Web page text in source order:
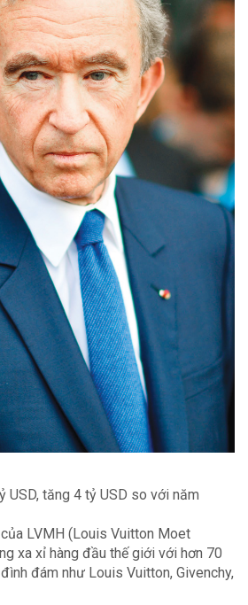
USD, tăng 4 tỷ USD so với năm
LVMH (Louis Vuitton Moet
xa xỉ hàng đầu thế giới với hơn 70
đám như Louis Vuitton, Givenchy,